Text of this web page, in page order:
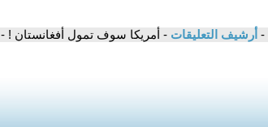
- أرشيف التعليقات - أمريكا سوف تمول أفغانستان ! - Magdi